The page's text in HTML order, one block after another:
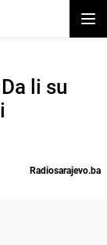
li su
Radiosarajevo.ba